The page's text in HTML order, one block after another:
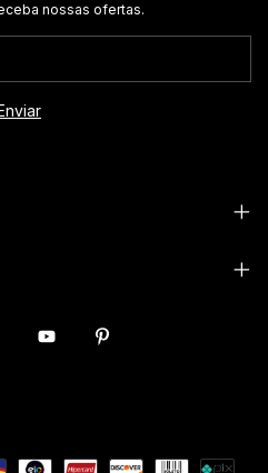
nossas ofertas.